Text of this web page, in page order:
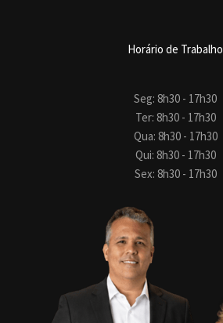
Horário de Trabalho
Seg: 8h30 - 17h30
Ter: 8h30 - 17h30
Qua: 8h30 - 17h30
Qui: 8h30 - 17h30
Sex: 8h30 - 17h30